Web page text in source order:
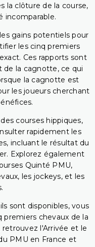
la clôture de la course,
incomparable.
gains potentiels pour
les cinq premiers
Ces rapports sont
de la cagnotte, ce qui
la cagnotte est
les joueurs cherchant
courses hippiques,
rapidement les
incluant le résultat du
Explorez également
Quinté PMU,
les jockeys, et les
sont disponibles, vous
premiers chevaux de la
retrouvez l'Arrivée et le
PMU en France et